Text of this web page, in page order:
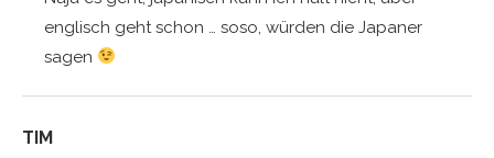
englisch geht schon … soso, würden die Japaner
sagen
TIM